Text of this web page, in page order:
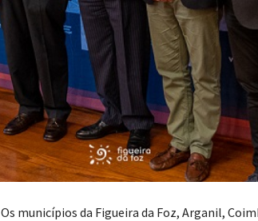
Os municípios da Figueira da Foz, Arganil,